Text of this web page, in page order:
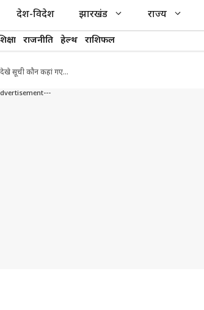
देश-विदेश झारखंड राज्य
राजनीति हेल्थ राशिफल
देखे सूची कौन कहां गए…